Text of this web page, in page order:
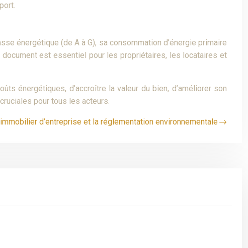
énergétique (de A à G), sa consommation d’énergie primaire
est essentiel pour les propriétaires, les locataires et
énergétiques, d’accroître la valeur du bien, d’améliorer son
pour tous les acteurs.
d’entreprise et la réglementation environnementale